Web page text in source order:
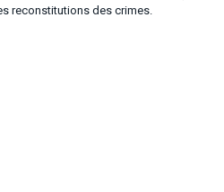
reconstitutions des crimes.